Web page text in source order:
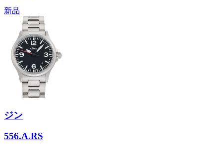
新品
ジン
556.A.RS